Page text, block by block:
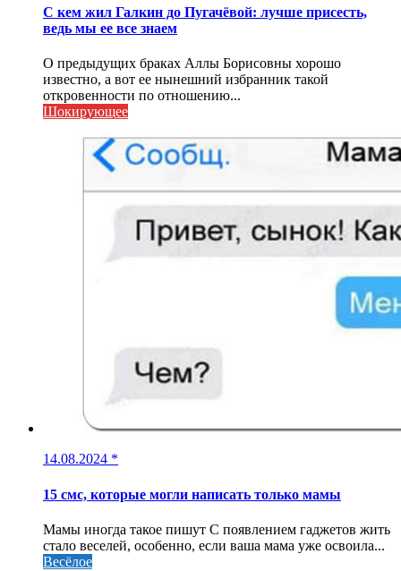
С кем жил Галкин до Пугачёвой: лучше присесть,
ведь мы ее все знаем
О предыдущих браках Аллы Борисовны хорошо
известно, а вот ее нынешний избранник такой
откровенности по отношению...
Шокирующее
14.08.2024 *
15 смс, которые могли написать только мамы
Мамы иногда такое пишут С появлением гаджетов жить
стало веселей, особенно, если ваша мама уже освоила...
Весёлое